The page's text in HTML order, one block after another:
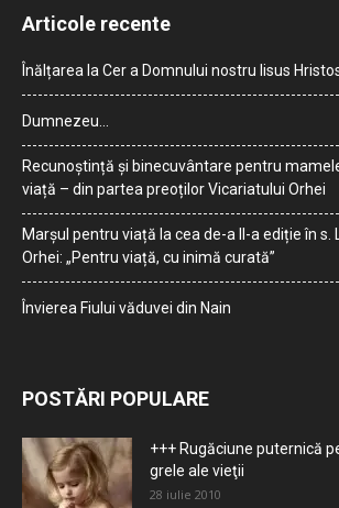
Articole recente
Înălțarea la Cer a Domnului nostru Iisus
Dumnezeu…
Recunoștință și binecuvântare pentru
viață – din partea preoților Vicariatului Orhei
Marșul pentru viață la cea de-a II-a ediție în s.
Orhei: „Pentru viață, cu inimă curată”
Învierea Fiului văduvei din Nain
POSTĂRI POPULARE
+++ Rugăciune puternică
grele ale vieţii
28 iulie 2010